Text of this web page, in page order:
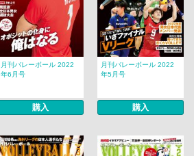
月刊バレーボール 2022
年6月号
購入
月刊バレーボール 2022
年5月号
購入